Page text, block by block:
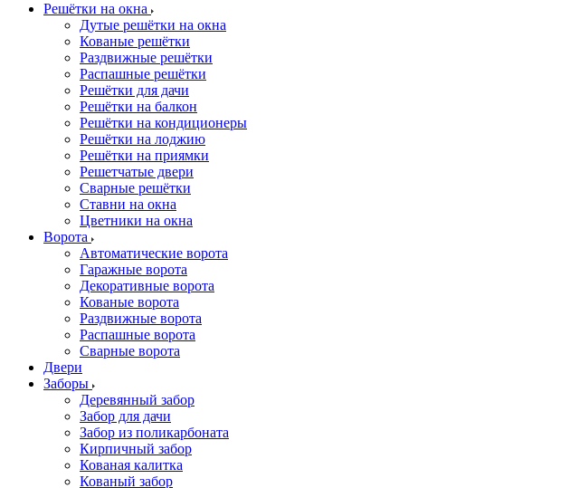
Решётки на окна
Дутые решётки на окна
Кованые решётки
Раздвижные решётки
Распашные решётки
Решётки для дачи
Решётки на балкон
Решётки на кондиционеры
Решётки на лоджию
Решётки на приямки
Решетчатые двери
Сварные решётки
Ставни на окна
Цветники на окна
Ворота
Автоматические ворота
Гаражные ворота
Декоративные ворота
Кованые ворота
Раздвижные ворота
Распашные ворота
Сварные ворота
Двери
Заборы
Деревянный забор
Забор для дачи
Забор из поликарбоната
Кирпичный забор
Кованая калитка
Кованый забор